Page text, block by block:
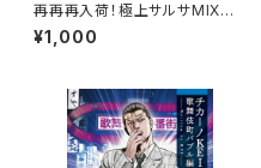
再再再入荷！極上サルサMIX第
三弾「La Mala Hora」Mixed
by yudayajazz
¥1,000